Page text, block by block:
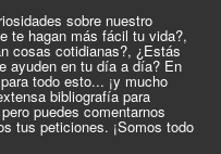
sobre nuestro
te hagan más fácil tu vida?,
cosas cotidianas?, ¿Estás
ayuden en tu día a día? En
todo esto... ¡y mucho
bibliografía para
puedes comentarnos
tus peticiones. ¡Somos todo